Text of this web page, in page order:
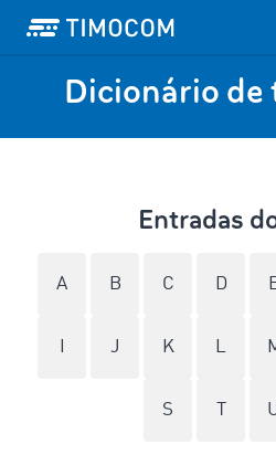
Dicionário
Entradas
A B C D
J K L
S